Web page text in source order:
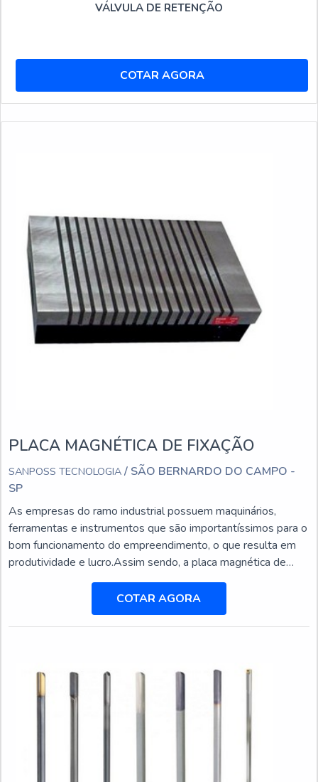
VÁLVULA DE RETENÇÃO
COTAR AGORA
PLACA MAGNÉTICA DE FIXAÇÃO
SANPOSS TECNOLOGIA / SÃO BERNARDO DO CAMPO -
SP
As empresas do ramo industrial possuem maquinários,
ferramentas e instrumentos que são importantíssimos para o
bom funcionamento do empreendimento, o que resulta em
produtividade e lucro.Assim sendo, a placa magnética de
fixação entra no quesito dos itens indispensáveis, pois ela
oferece precisão e resistência, além de promover a
uniformidade em toda a superfície dos produtos usinados. A
tecnologia que suporta a placa magnética consiste no
COTAR AGORA